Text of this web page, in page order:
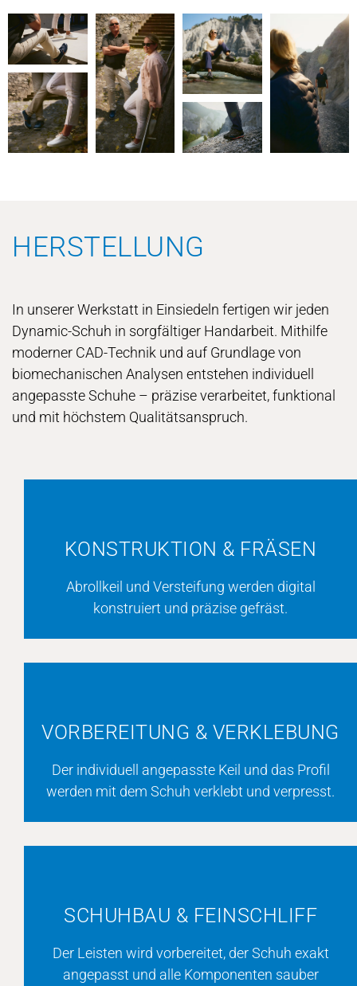
HERSTELLUNG
In unserer Werkstatt in Einsiedeln fertigen wir jeden
Dynamic-Schuh in sorgfältiger Handarbeit. Mithilfe
moderner CAD-Technik und auf Grundlage von
biomechanischen Analysen entstehen individuell
angepasste Schuhe – präzise verarbeitet, funktional
und mit höchstem Qualitätsanspruch.
KONSTRUKTION & FRÄSEN
Abrollkeil und Versteifung werden digital
konstruiert und präzise gefräst.
VORBEREITUNG & VERKLEBUNG
Der individuell angepasste Keil und das Profil
werden mit dem Schuh verklebt und verpresst.
SCHUHBAU & FEINSCHLIFF
Der Leisten wird vorbereitet, der Schuh exakt
angepasst und alle Komponenten sauber